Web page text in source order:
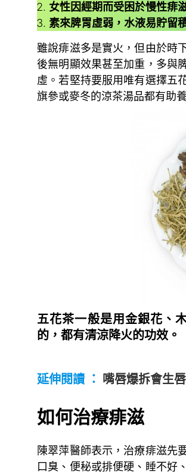
女性因經期而受困於慢性痱
素來脾胃虛弱，水液易貯留
雖說痱滋多是實火，但由於時
後無明顯效果甚至加重，多與
虛。若堅持要服用唯有選擇五
旗參或麥冬的涼茶湯品都有助
五花茶一般是用金銀花、
的，都有清涼降火的功效。
延伸閱讀 ： 嘴唇爆拆會生
如何治療痱滋
陳翠萍醫師表示，治療痱滋先
口臭、便秘或排便硬、睡不好